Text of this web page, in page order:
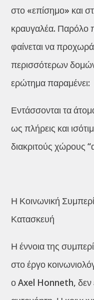
στο «επίσημο» και
κραυγαλέα. Παρόλο
φαίνεται να
περισσότερων
ερώτημα παραμένει:
Εντάσσονται τα
ως πλήρεις και
διακριτούς χώρους
Η Κοινωνική
Κατασκευή
Η έννοια της
στο έργο
ο Axel Honneth, δεν